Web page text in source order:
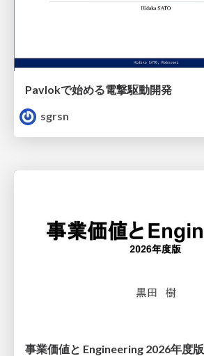
Pavlokで始める電撃駆動開発
sgrsn
事業価値と Engineering 2026年度版